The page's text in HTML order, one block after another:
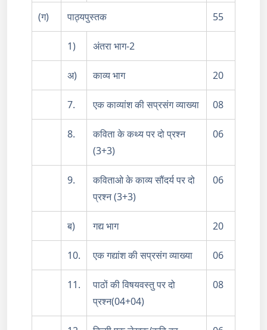
(ग) पाठ्यपुस्तक 55
1) अंतरा भाग-2
अ) काव्य भाग 20
7. एक काव्यांश की सप्रसंग व्याख्या 08
8.
कविता के कथ्य पर दो प्रश्न
(3+3)
06
9.
कविताओ के काव्य सौंदर्य पर दो
प्रश्न (3+3)
06
ब) गद्य भाग 20
10. एक गद्यांश की सप्रसंग व्याख्या 06
11.
पाठों की विषयवस्तु पर दो
प्रश्न(04+04)
08